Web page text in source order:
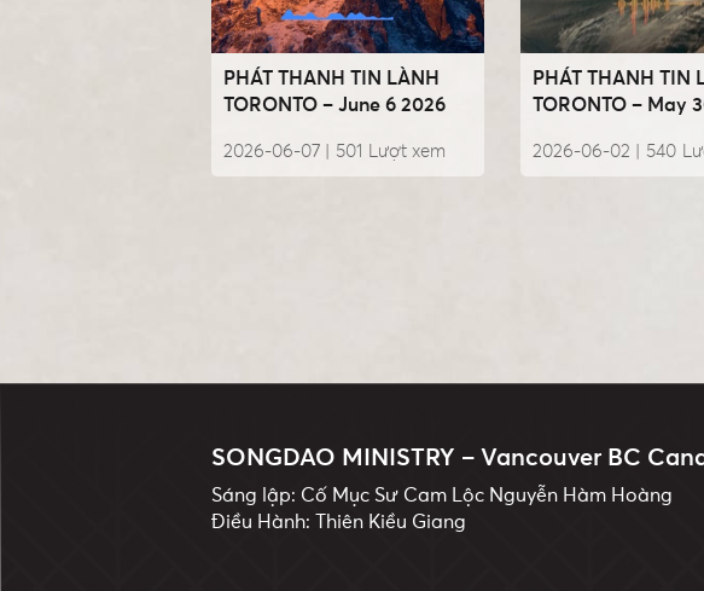
PHÁT THANH TIN LÀNH
TORONTO – June 6 2026
2026-06-07 | Lượt xem
501
PHÁT THANH TIN
TORONTO – May
2026-06-02 | 540
SONGDAO MINISTRY – Vancouver BC
Sáng lập: Cố Mục Sư Cam Lộc Nguyễn Hàm Hoàng
Điều Hành: Thiên Kiều Giang